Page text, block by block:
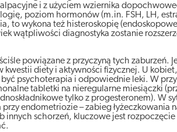
i z użyciem wziernika
poziom hormonów (m.in. FSH, LH,
to wykona też histeroskopię
wątpliwości diagnostyka zostanie
powiązane z przyczyną tych zaburzeń.
kwestii diety i aktywności fizycznej. U
psychoterapia i odpowiednie leki. W
tabletki na nieregularne miesiączki
tylko z progesteronem). W
endometriozie – zabieg łyżeczkowania
innych schorzeń, kluczowe jest